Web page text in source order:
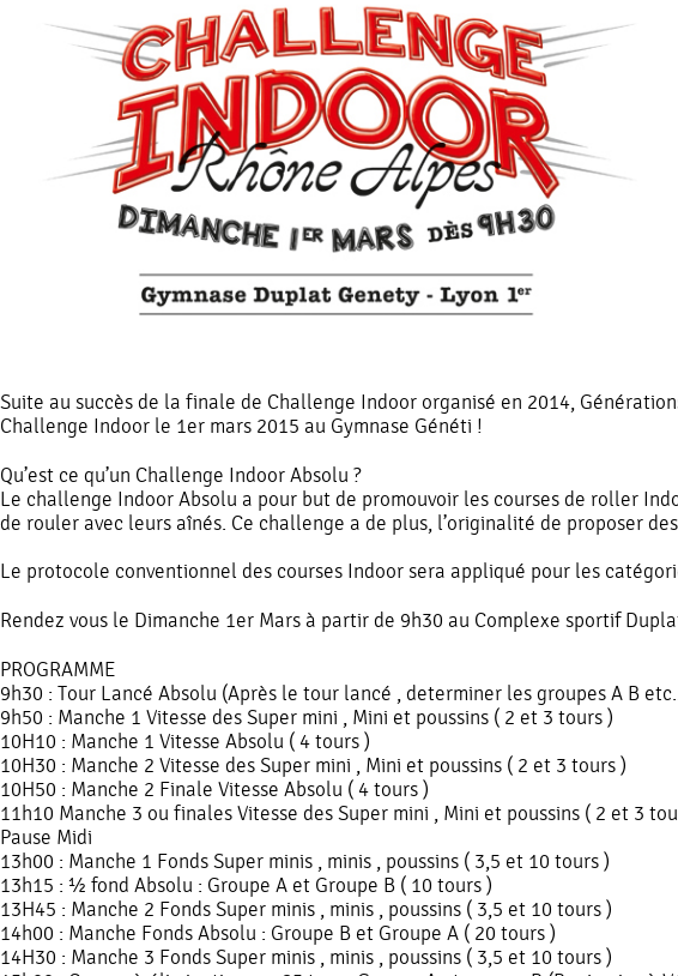
Suite au succès de la finale de Challenge Indoor organisé en 2014,
Challenge Indoor le 1er mars 2015 au Gymnase Généti !
Qu’est ce qu’un Challenge Indoor Absolu ?
Le challenge Indoor Absolu a pour but de promouvoir les courses de roller
de rouler avec leurs aînés. Ce challenge a de plus, l’originalité de proposer
Le protocole conventionnel des courses Indoor sera appliqué pour les
Rendez vous le Dimanche 1er Mars à partir de 9h30 au Complexe sportif
PROGRAMME
9h30 : Tour Lancé Absolu (Après le tour lancé , determiner les groupes A B
9h50 : Manche 1 Vitesse des Super mini , Mini et poussins ( 2 et 3 tours )
10H10 : Manche 1 Vitesse Absolu ( 4 tours )
10H30 : Manche 2 Vitesse des Super mini , Mini et poussins ( 2 et 3 tours )
10H50 : Manche 2 Finale Vitesse Absolu ( 4 tours )
11h10 Manche 3 ou finales Vitesse des Super mini , Mini et poussins ( 2 et 3
Pause Midi
13h00 : Manche 1 Fonds Super minis , minis , poussins ( 3,5 et 10 tours )
13h15 : ½ fond Absolu : Groupe A et Groupe B ( 10 tours )
13H45 : Manche 2 Fonds Super minis , minis , poussins ( 3,5 et 10 tours )
14h00 : Manche Fonds Absolu : Groupe B et Groupe A ( 20 tours )
14H30 : Manche 3 Fonds Super minis , minis , poussins ( 3,5 et 10 tours )